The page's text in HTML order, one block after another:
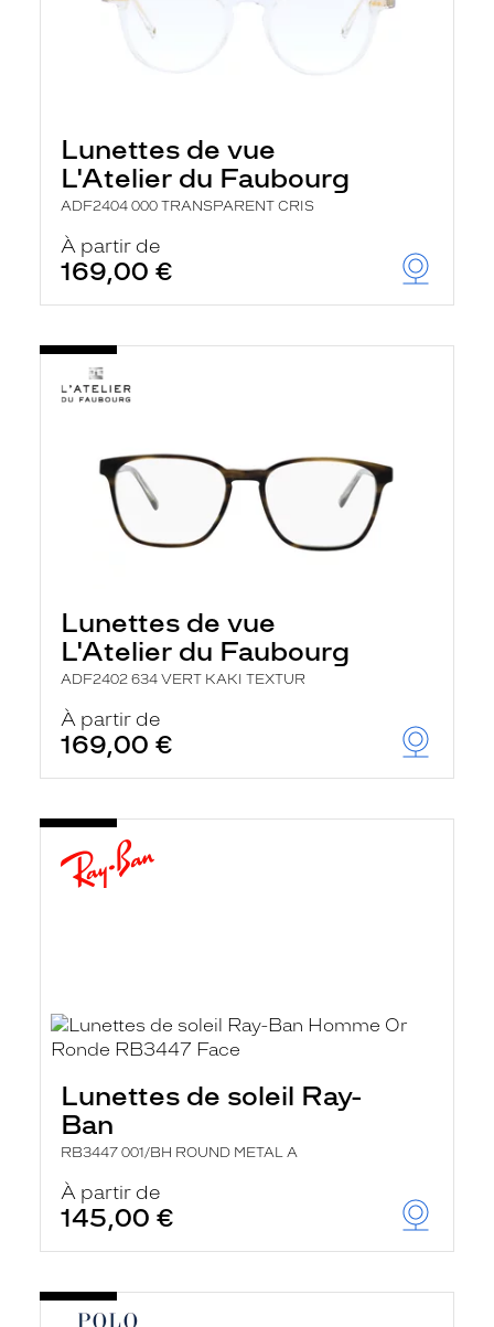
Lunettes de vue
L'Atelier du Faubourg
ADF2404 000 TRANSPARENT CRIS
À partir de
169,00 €
Lunettes de vue
L'Atelier du Faubourg
ADF2402 634 VERT KAKI TEXTUR
À partir de
169,00 €
Lunettes de soleil Ray-
Ban
RB3447 001/BH ROUND METAL A
À partir de
145,00 €